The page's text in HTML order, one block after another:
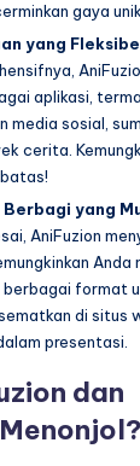
gaya
yang
aplikasi,
media sosial,
cerita.
Berbagi yang
AniFuzion
Anda
berbagai format
di situs
presentasi.
dan